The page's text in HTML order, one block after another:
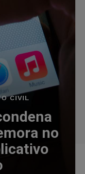
CIVIL
no